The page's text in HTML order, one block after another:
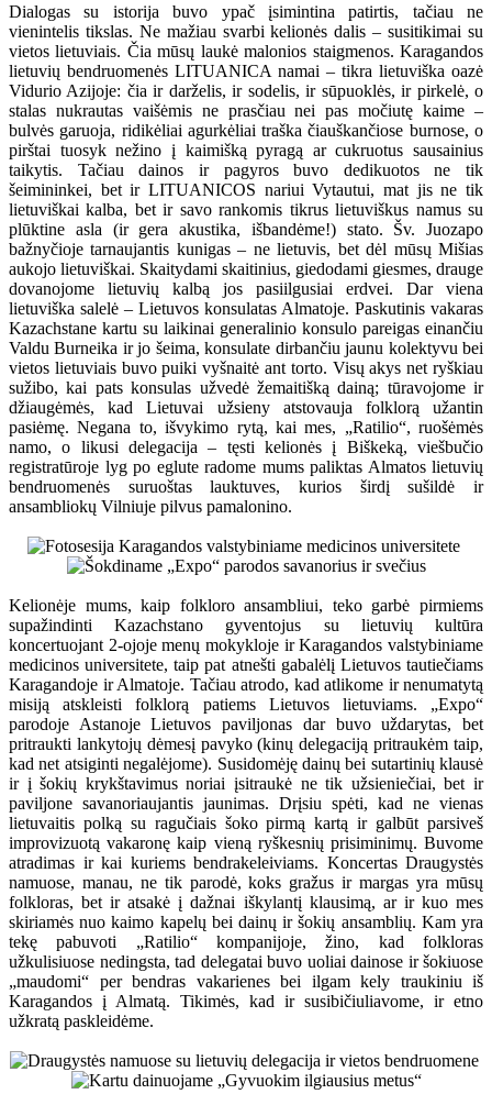
Dialogas su istorija buvo ypač įsimintina patirtis, tačiau ne
vienintelis tikslas. Ne mažiau svarbi kelionės dalis – susitikimai su
vietos lietuviais. Čia mūsų laukė malonios staigmenos. Karagandos
lietuvių bendruomenės LITUANICA namai – tikra lietuviška oazė
Vidurio Azijoje: čia ir darželis, ir sodelis, ir sūpuoklės, ir pirkelė, o
stalas nukrautas vaišėmis ne prasčiau nei pas močiutę kaime –
bulvės garuoja, ridikėliai agurkėliai traška čiauškančiose burnose, o
pirštai tuosyk nežino į kaimišką pyragą ar cukruotus sausainius
taikytis. Tačiau dainos ir pagyros buvo dedikuotos ne tik
šeimininkei, bet ir LITUANICOS nariui Vytautui, mat jis ne tik
lietuviškai kalba, bet ir savo rankomis tikrus lietuviškus namus su
plūktine asla (ir gera akustika, išbandėme!) stato. Šv. Juozapo
bažnyčioje tarnaujantis kunigas – ne lietuvis, bet dėl mūsų Mišias
aukojo lietuviškai. Skaitydami skaitinius, giedodami giesmes, drauge
dovanojome lietuvių kalbą jos pasiilgusiai erdvei. Dar viena
lietuviška salelė – Lietuvos konsulatas Almatoje. Paskutinis vakaras
Kazachstane kartu su laikinai generalinio konsulo pareigas einančiu
Valdu Burneika ir jo šeima, konsulate dirbančiu jaunu kolektyvu bei
vietos lietuviais buvo puiki vyšnaitė ant torto. Visų akys net ryškiau
sužibo, kai pats konsulas užvedė žemaitišką dainą; tūravojome ir
džiaugėmės, kad Lietuvai užsieny atstovauja folklorą užantin
pasiėmę. Negana to, išvykimo rytą, kai mes, „Ratilio“, ruošėmės
namo, o likusi delegacija – tęsti kelionės į Biškeką, viešbučio
registratūroje lyg po eglute radome mums paliktas Almatos lietuvių
bendruomenės suruoštas lauktuves, kurios širdį sušildė ir
ansambliokų Vilniuje pilvus pamalonino.
Kelionėje mums, kaip folkloro ansambliui, teko garbė pirmiems
supažindinti Kazachstano gyventojus su lietuvių kultūra
koncertuojant 2-ojoje menų mokykloje ir Karagandos valstybiniame
medicinos universitete, taip pat atnešti gabalėlį Lietuvos tautiečiams
Karagandoje ir Almatoje. Tačiau atrodo, kad atlikome ir nenumatytą
misiją atskleisti folklorą patiems Lietuvos lietuviams. „Expo“
parodoje Astanoje Lietuvos paviljonas dar buvo uždarytas, bet
pritraukti lankytojų dėmesį pavyko (kinų delegaciją pritraukėm taip,
kad net atsiginti negalėjome). Susidomėję dainų bei sutartinių klausė
ir į šokių krykštavimus noriai įsitraukė ne tik užsieniečiai, bet ir
paviljone savanoriaujantis jaunimas. Drįsiu spėti, kad ne vienas
lietuvaitis polką su ragučiais šoko pirmą kartą ir galbūt parsiveš
improvizuotą vakaronę kaip vieną ryškesnių prisiminimų. Buvome
atradimas ir kai kuriems bendrakeleiviams. Koncertas Draugystės
namuose, manau, ne tik parodė, koks gražus ir margas yra mūsų
folkloras, bet ir atsakė į dažnai iškylantį klausimą, ar ir kuo mes
skiriamės nuo kaimo kapelų bei dainų ir šokių ansamblių. Kam yra
tekę pabuvoti „Ratilio“ kompanijoje, žino, kad folkloras
užkulisiuose nedingsta, tad delegatai buvo uoliai dainose ir šokiuose
„maudomi“ per bendras vakarienes bei ilgam kely traukiniu iš
Karagandos į Almatą. Tikimės, kad ir susibičiuliavome, ir etno
užkratą paskleidėme.